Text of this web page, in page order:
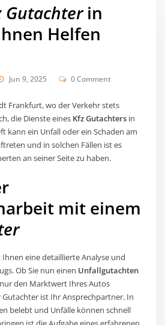
Gutachterin
Helfen
Jun 9, 2025 0 Comment
Frankfurt, wo der Verkehr stets
die Dienste eines Kfz Gutachters in
kann ein Unfall oder ein Schaden am
und in solchen Fällen ist es
an seiner Seite zu haben.
mit einem
eine detaillierte Analyse und
Ob Sie nun einen Unfallgutachten
den Marktwert Ihres Autos
ist Ihr Ansprechpartner. In
belebt und Unfälle können schnell